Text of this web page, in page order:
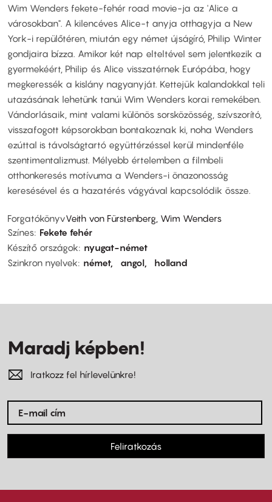
Wim Wenders fekete-fehér road movie-ja az 'Alice a
városokban". A kilencéves Alice-t anyja otthagyja a New
York-i repülőtéren, miután egy német újságíró, Philip Winter
gondjaira bízza. Amikor két nap elteltével sem jelentkezik a
gyermekéért, Philip és Alice visszatérnek Európába, hogy
megkeressék a kislány nagyanyját. Kettejük kalandokkal teli
utazásának lehetünk tanúi Wim Wenders korai remekében.
Vándorlásaik, mint valami különös sorsközösség, szívszorító,
visszafogott képsorokban bontakoznak ki, noha Wenders
ezúttal is távolságtartó együttérzéssel kerül mindenféle
szentimentalizmust. Mélyebb értelemben a filmbeli
otthonkeresés motívuma a Wenders-i önazonosság
keresésével és a hazatérés vágyával kapcsolódik össze.
ForgatókönyvVeith von Fürstenberg, Wim Wenders
Színes Fekete fehér
Készítő országok
nyugat-német
Szinkron nyelvek
német angol holland
Maradj képben!
Iratkozz fel hírlevelünkre!
Feliratkozás